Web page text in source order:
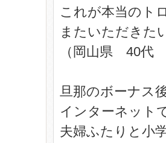
これが本当のト
またいただきた
（岡山県 40代
旦那のボーナス
インターネット
夫婦ふたりと小